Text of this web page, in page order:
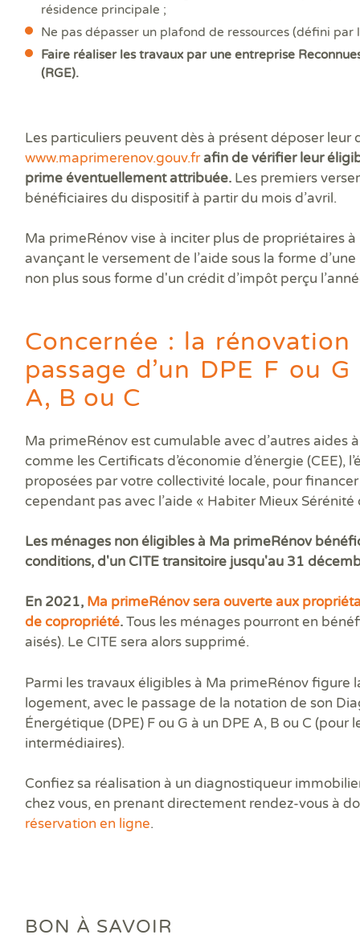
résidence principale ;
Ne pas dépasser un plafond de ressources (défini par
Faire réaliser les travaux par une entreprise
(RGE).
Les particuliers peuvent dès à présent déposer leur
www.maprimerenov.gouv.frafin de vérifier leur
prime éventuellement attribuée. Les premiers
bénéficiaires du dispositif à partir du mois d’avril.
Ma primeRénov vise à inciter plus de propriétaires
avançant le versement de l’aide sous la forme
non plus sous forme d'un crédit d’impôt perçu
Concernée : la
passage d’un DPE F ou
A, B ou C
Ma primeRénov est cumulable avec d’autres aides
comme les Certificats d’économie d’énergie (CEE),
proposées par votre collectivité locale, pour financer
cependant pas avec l’aide « Habiter Mieux Sérénité
Les ménages non éligibles à Ma primeRénov
conditions, d'un CITE transitoire jusqu'au 31
En 2021, Ma primeRénov sera ouverte aux
de copropriété.Tous les ménages pourront en
aisés). Le CITE sera alors supprimé.
Parmi les travaux éligibles à Ma primeRénov figure
logement, avec le passage de la notation de son
Énergétique (DPE) F ou G à un DPE A, B ou C (pour
intermédiaires).
Confiez sa réalisation à un diagnostiqueur
chez vous, en prenant directement rendez-vous à
réservation en ligne.
BON À SAVOIR